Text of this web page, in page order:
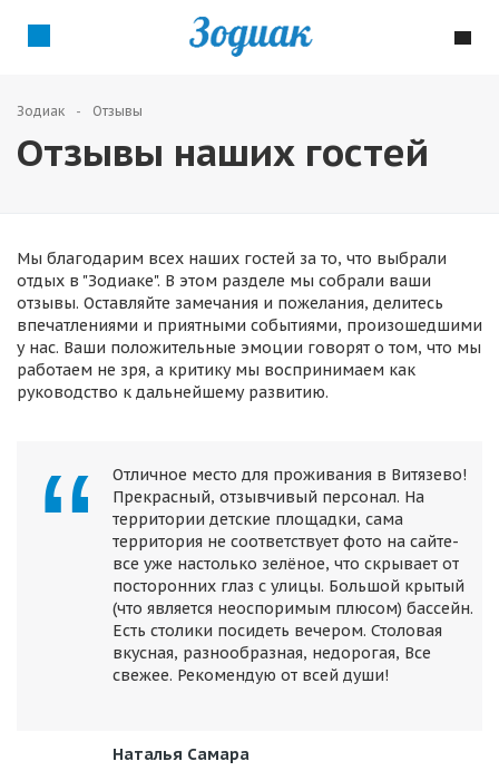
Зодиак Отзывы
Отзывы наших гостей
Мы благодарим всех наших гостей за то, что выбрали
отдых в "Зодиаке". В этом разделе мы собрали ваши
отзывы. Оставляйте замечания и пожелания, делитесь
впечатлениями и приятными событиями, произошедшими
у нас. Ваши положительные эмоции говорят о том, что мы
работаем не зря, а критику мы воспринимаем как
руководство к дальнейшему развитию.
Отличное место для проживания в Витязево!
Прекрасный, отзывчивый персонал. На
территории детские площадки, сама
территория не соответствует фото на сайте-
все уже настолько зелёное, что скрывает от
посторонних глаз с улицы. Большой крытый
(что является неоспоримым плюсом) бассейн.
Есть столики посидеть вечером. Столовая
вкусная, разнообразная, недорогая, Все
свежее. Рекомендую от всей души!
Наталья Самара